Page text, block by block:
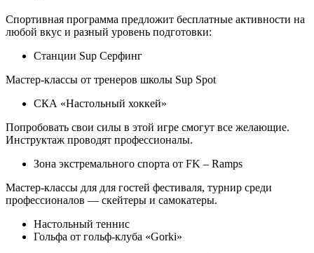
Спортивная программа предложит бесплатные активности на
любой вкус и разный уровень подготовки:
Станции Sup Серфинг
Мастер-классы от тренеров школы Sup Spot
СКА «Настольный хоккей»
Попробовать свои силы в этой игре смогут все желающие.
Инструктаж проводят профессионалы.
Зона экстремального спорта от FK – Ramps
Мастер-классы для для гостей фестиваля, турнир среди
профессионалов — скейтеры и самокатеры.
Настольный теннис
Гольфа от гольф-клуба «Gorki»